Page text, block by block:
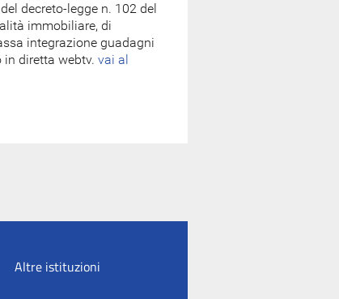
decreto-legge n. 102 del
immobiliare, di
integrazione guadagni
diretta webtv. vai al
Altre istituzioni